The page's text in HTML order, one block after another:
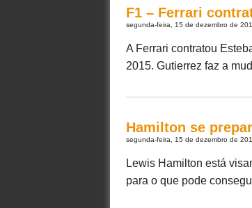
F1 – Ferrari
segunda-feira, 15 de dezembro de
A Ferrari contratou
2015. Gutierrez faz a
Hamilton se
segunda-feira, 15 de dezembro de
Lewis Hamilton está
para o que pode